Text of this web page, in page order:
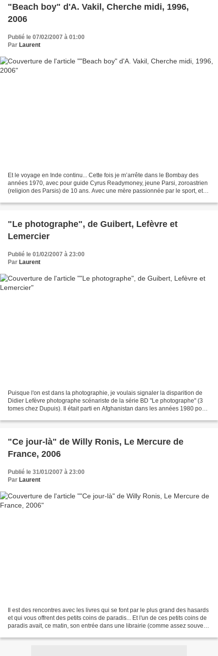
"Beach boy" d'A. Vakil, Cherche midi, 1996,
2006
Publié le 07/02/2007 à 01:00
Par Laurent
Et le voyage en Inde continu... Cette fois je m’arrête dans le Bombay des
années 1970, avec pour guide Cyrus Readymoney, jeune Parsi, zoroastrien
(religion des Parsis) de 10 ans. Avec une mère passionnée par le sport, et
"Le photographe", de Guibert, Lefèvre et
Lemercier
Publié le 01/02/2007 à 23:00
Par Laurent
Puisque l'on est dans la photographie, je voulais signaler la disparition de
Didier Lefèvre photographe scénariste de la série BD "Le photographe" (3
tomes chez Dupuis). Il était parti en Afghanistan dans les années 1980 pour
"Ce jour-là" de Willy Ronis, Le Mercure de
France, 2006
Publié le 31/01/2007 à 23:00
Par Laurent
Il est des rencontres avec les livres qui se font par le plus grand des hasards
et qui vous offrent des petits coins de paradis... Et l'un de ces petits coins de
paradis avait, ce matin, son entrée dans une librairie (comme assez souvent